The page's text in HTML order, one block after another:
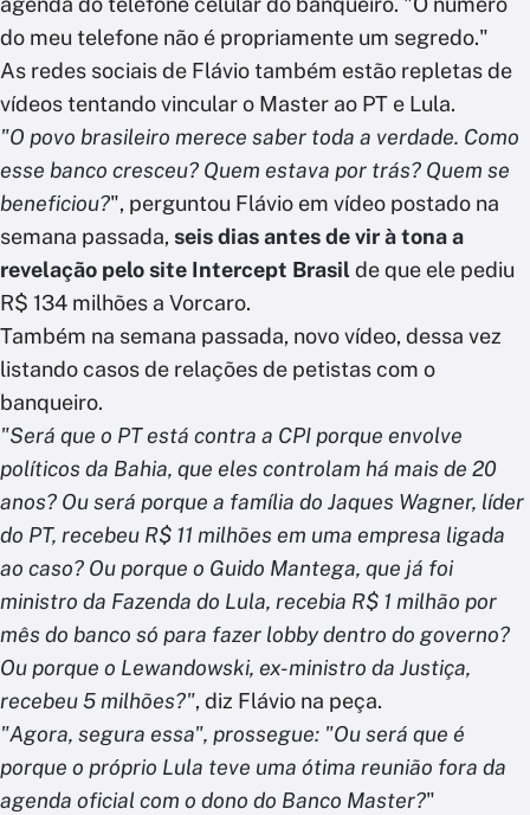
do meu telefone não é propriamente um segredo."
As redes sociais de Flávio também estão repletas de
vídeos tentando vincular o Master ao PT e Lula.
"O povo brasileiro merece saber toda a verdade. Como
esse banco cresceu? Quem estava por trás? Quem se
beneficiou?", perguntou Flávio em vídeo postado na
semana passada, seis dias antes de vir à tona a
revelação pelo site Intercept Brasilde que ele pediu
R$ 134 milhões a Vorcaro.
Também na semana passada, novo vídeo, dessa vez
listando casos de relações de petistas com o
banqueiro.
"Será que o PT está contra a CPI porque envolve
políticos da Bahia, que eles controlam há mais de 20
anos? Ou será porque a família do Jaques Wagner, líder
do PT, recebeu R$ 11 milhões em uma empresa ligada
ao caso? Ou porque o Guido Mantega, que já foi
ministro da Fazenda do Lula, recebia R$ 1 milhão por
mês do banco só para fazer lobby dentro do governo?
Ou porque o Lewandowski, ex-ministro da Justiça,
recebeu 5 milhões?", diz Flávio na peça.
"Agora, segura essa", prossegue: "Ou será que é
porque o próprio Lula teve uma ótima reunião fora da
agenda oficial com o dono do Banco Master?"